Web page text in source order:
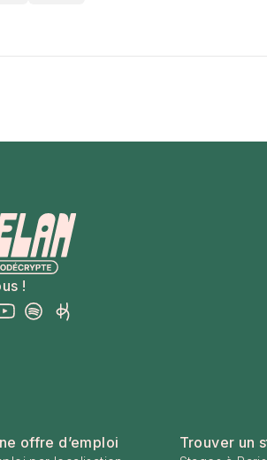
!
offre d’emploi Trouver un